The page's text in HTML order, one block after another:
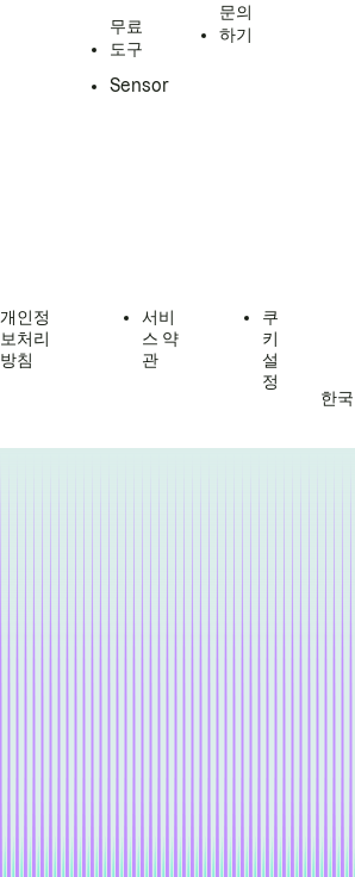
무료
도구
Sensor
문의
하기
개인정
보처리
방침
서비
스 약
관
쿠
키
설
정
한